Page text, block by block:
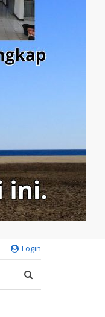
Login